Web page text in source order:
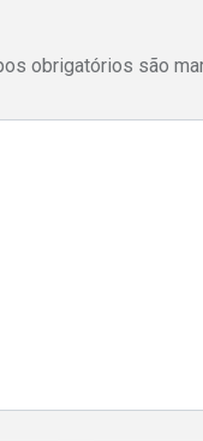
obrigatórios são